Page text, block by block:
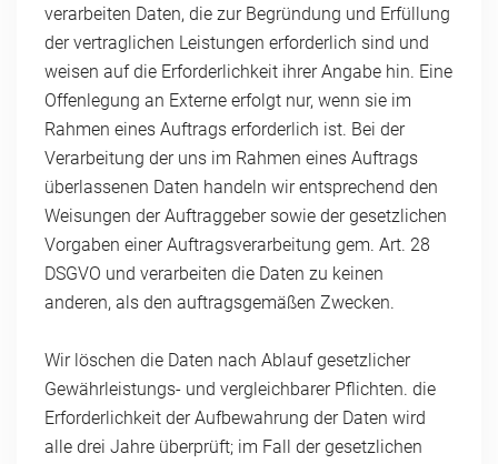
verarbeiten Daten, die zur Begründung und Erfüllung
der vertraglichen Leistungen erforderlich sind und
weisen auf die Erforderlichkeit ihrer Angabe hin. Eine
Offenlegung an Externe erfolgt nur, wenn sie im
Rahmen eines Auftrags erforderlich ist. Bei der
Verarbeitung der uns im Rahmen eines Auftrags
überlassenen Daten handeln wir entsprechend den
Weisungen der Auftraggeber sowie der gesetzlichen
Vorgaben einer Auftragsverarbeitung gem. Art. 28
DSGVO und verarbeiten die Daten zu keinen
anderen, als den auftragsgemäßen Zwecken.
Wir löschen die Daten nach Ablauf gesetzlicher
Gewährleistungs- und vergleichbarer Pflichten. die
Erforderlichkeit der Aufbewahrung der Daten wird
alle drei Jahre überprüft; im Fall der gesetzlichen